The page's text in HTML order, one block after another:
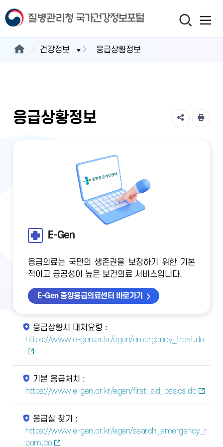
건강정보 응급상황정보
응급상황정보
E-Gen
응급의료는 국민의 생존권을 보장하기 위한 기본
적이고 공공성이 높은 보건의료 서비스입니다.
E-Gen 중앙응급의료센터 바로가기
응급상황시 대처요령 :
https://www.e-gen.or.kr/egen/emergency_treat.do
기본 응급처치 :
https://www.e-gen.or.kr/egen/first_aid_basics.do
응급실 찾기 :
https://www.e-gen.or.kr/egen/search_emergency_r
oom.do